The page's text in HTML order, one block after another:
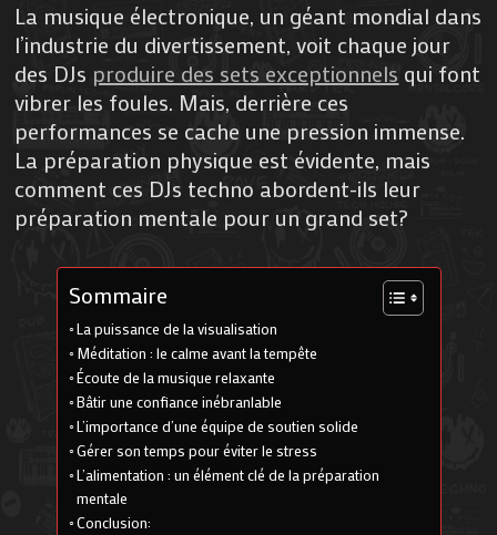
La musique électronique, un géant mondial dans
l’industrie du divertissement, voit chaque jour
des DJs produire des sets exceptionnels qui font
vibrer les foules. Mais, derrière ces
performances se cache une pression immense.
La préparation physique est évidente, mais
comment ces DJs techno abordent-ils leur
préparation mentale pour un grand set?
Sommaire
La puissance de la visualisation
Méditation : le calme avant la tempête
Écoute de la musique relaxante
Bâtir une confiance inébranlable
L’importance d’une équipe de soutien solide
Gérer son temps pour éviter le stress
L’alimentation : un élément clé de la préparation
mentale
Conclusion: